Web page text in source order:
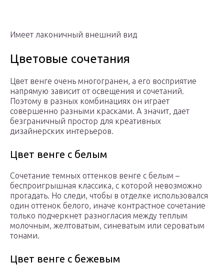
Имеет лаконичный внешний вид
Цветовые сочетания
Цвет венге очень многогранен, а его восприятие
напрямую зависит от освещения и сочетаний.
Поэтому в разных комбинациях он играет
совершенно разными красками. А значит, дает
безграничный простор для креативных
дизайнерских интерьеров.
Цвет венге с белым
Сочетание темных оттенков венге с белым –
беспроигрышная классика, с которой невозможно
прогадать. Но следи, чтобы в отделке использовался
один оттенок белого, иначе контрастное сочетание
только подчеркнет разногласия между теплым
молочным, желтоватым, синеватым или сероватым
тонами.
Цвет венге с бежевым